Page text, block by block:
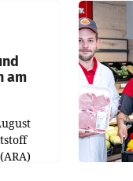
Plus
am